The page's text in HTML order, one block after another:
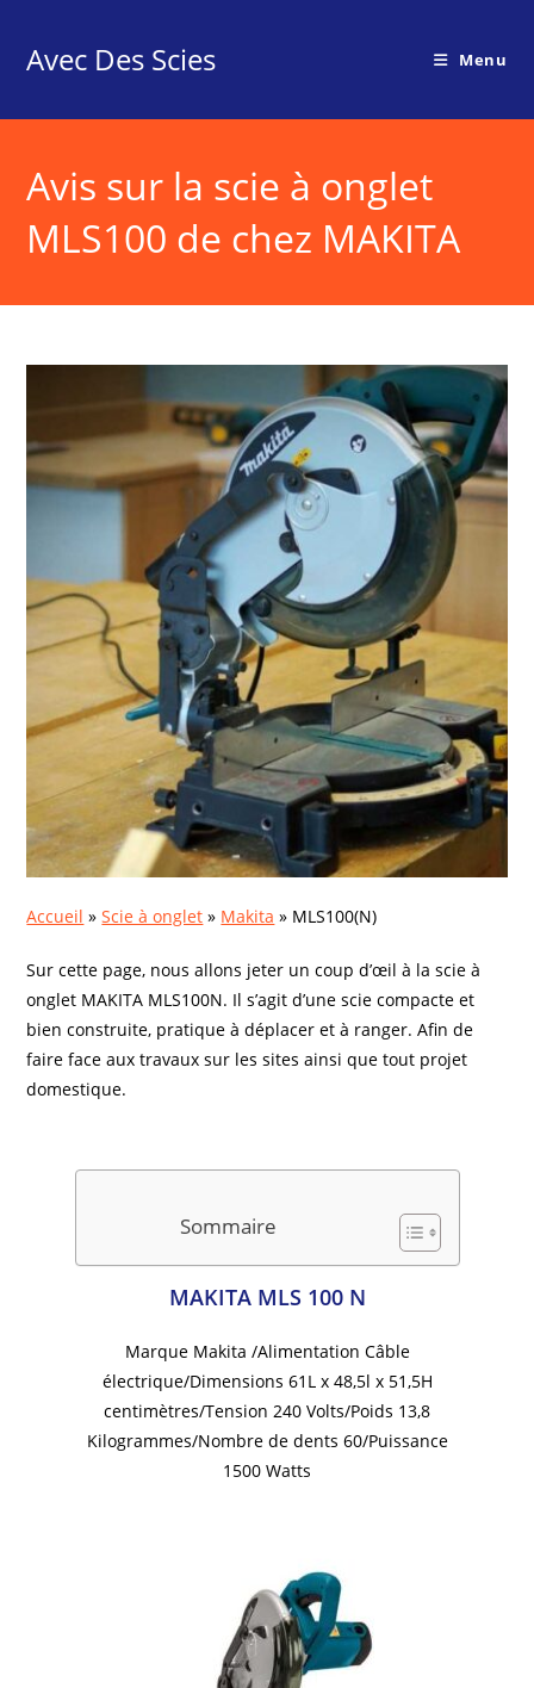
contentAvec Des Scies Menu
Avis sur la scie à onglet
MLS100 de chez MAKITA
Accueil »Scie à onglet » Makita » MLS100(N)
Sur cette page, nous allons jeter un coup d’œil à la scie à
onglet MAKITA MLS100N. Il s’agit d’une scie compacte et
bien construite, pratique à déplacer et à ranger. Afin de
faire face aux travaux sur les sites ainsi que tout projet
domestique.
Sommaire
MAKITA MLS 100 N
Marque Makita /Alimentation Câble
électrique/Dimensions 61L x 48,5l x 51,5H
centimètres/Tension 240 Volts/Poids 13,8
Kilogrammes/Nombre de dents 60/Puissance
1500 Watts